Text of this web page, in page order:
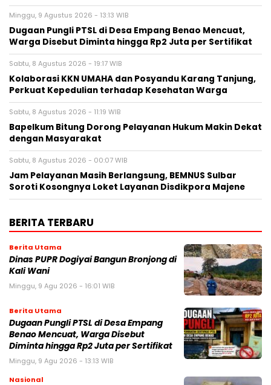
Minggu, 9 Agustus 2026 - 13:13 WIB
Dugaan Pungli PTSL di Desa Empang Benao Mencuat,
Warga Disebut Diminta hingga Rp2 Juta per Sertifikat
Sabtu, 8 Agustus 2026 - 19:17 WIB
Kolaborasi KKN UMAHA dan Posyandu Karang Tanjung,
Perkuat Kepedulian terhadap Kesehatan Warga
Sabtu, 8 Agustus 2026 - 11:19 WIB
Bapelkum Bitung Dorong Pelayanan Hukum Makin Dekat
dengan Masyarakat
Sabtu, 8 Agustus 2026 - 00:07 WIB
Jam Pelayanan Masih Berlangsung, BEMNUS Sulbar
Soroti Kosongnya Loket Layanan Disdikpora Majene
BERITA TERBARU
Berita Utama
Dinas PUPR Dogiyai Bangun Bronjong di
Kali Wani
Minggu, 9 Agu 2026 - 16:01 WIB
Berita Utama
Dugaan Pungli PTSL di Desa Empang
Benao Mencuat, Warga Disebut
Diminta hingga Rp2 Juta per Sertifikat
Minggu, 9 Agu 2026 - 13:13 WIB
Nasional